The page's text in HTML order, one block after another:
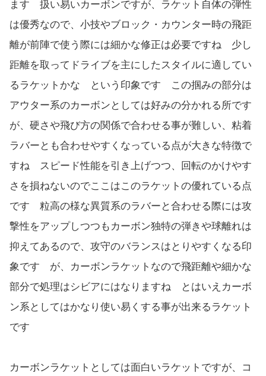
ます 扱い易いカーボンですが、ラケット自体の弾性
は優秀なので、小技やブロック・カウンター時の飛距
離が前陣で使う際には細かな修正は必要ですね 少し
距離を取ってドライブを主にしたスタイルに適してい
るラケットかな という印象です この掴みの部分は
アウター系のカーボンとしては好みの分かれる所です
が、硬さや飛び方の関係で合わせる事が難しい、粘着
ラバーとも合わせやすくなっている点が大きな特徴で
すね スピード性能を引き上げつつ、回転のかけやす
さを損ねないのでここはこのラケットの優れている点
です 粒高の様な異質系のラバーと合わせる際には攻
撃性をアップしつつもカーボン独特の弾きや球離れは
抑えてあるので、攻守のバランスはとりやすくなる印
象です が、カーボンラケットなので飛距離や細かな
部分で処理はシビアにはなりますね とはいえカーボ
ン系としてはかなり使い易くする事が出来るラケット
です
カーボンラケットとしては面白いラケットですが、コ